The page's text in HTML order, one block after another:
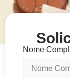
Nome